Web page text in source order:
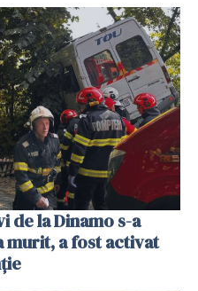
de la Dinamo s-a
murit, a fost activat